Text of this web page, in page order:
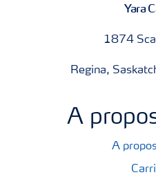
Yara
1874
Regina,
A
A